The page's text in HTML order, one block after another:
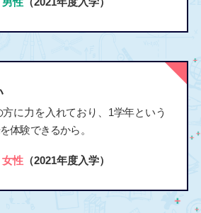
に力を入れており、1学年という
体験できるから。
女性（2021年度入学）